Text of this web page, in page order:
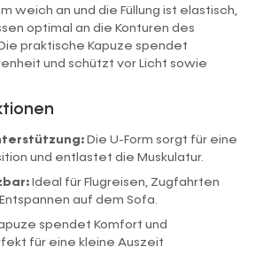
weich an und die Füllung ist elastisch,
optimal an die Konturen des
praktische Kapuze spendet
und schützt vor Licht sowie
Die U-Form sorgt für eine
und entlastet die Muskulatur.
Ideal für Flugreisen, Zugfahrten
auf dem Sofa.
spendet Komfort und
für eine kleine Auszeit